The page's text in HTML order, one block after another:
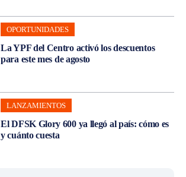
OPORTUNIDADES
La YPF del Centro activó los descuentos
para este mes de agosto
LANZAMIENTOS
El DFSK Glory 600 ya llegó al país: cómo es
y cuánto cuesta